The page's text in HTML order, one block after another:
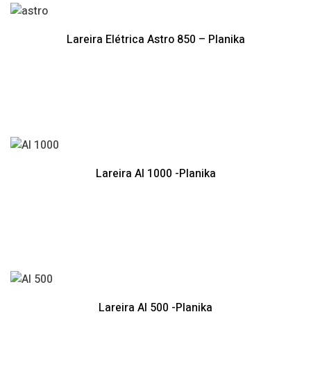
Lareira Elétrica Astro 850 – Planika
Lareira AI 1000 -Planika
Lareira AI 500 -Planika